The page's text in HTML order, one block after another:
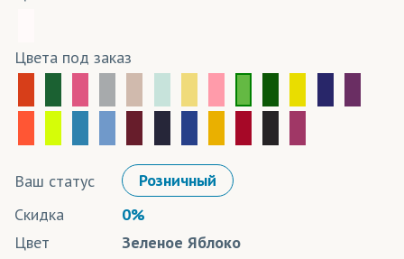
Цвета под заказ
Ваш статус
Розничный
Скидка
0%
Цвет
Зеленое Яблоко